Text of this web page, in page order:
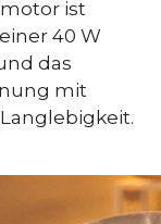
ist
40 W
das
mit